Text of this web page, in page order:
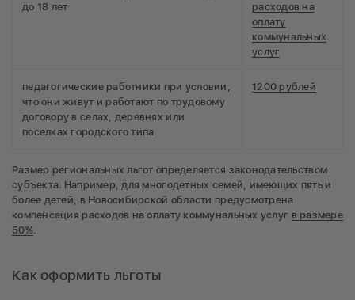
до 18 лет
расходов на
оплату
коммунальных
услуг
педагогические работники при условии,
что они живут и работают по трудовому
договору в селах, деревнях или
поселках городского типа
1200 рублей
Размер региональных льгот определяется законодательством
субъекта. Например, для многодетных семей, имеющих пять и
более детей, в Новосибирской области предусмотрена
компенсация расходов на оплату коммунальных услуг в размере
50%.
Как оформить льготы